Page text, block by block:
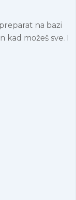
na bazi
kad možeš sve. I